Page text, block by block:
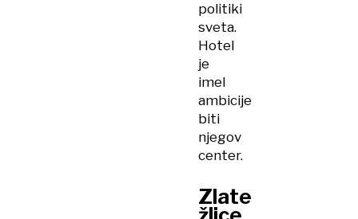
politiki
sveta.
Hotel
je
imel
ambicije
biti
njegov
center.
Zlate